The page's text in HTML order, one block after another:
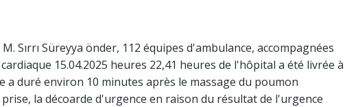
Sırrı Süreyya önder, 112 équipes d'ambulance, accompagnées
15.04.2025 heures 22,41 heures de l'hôpital a été livrée à
a duré environ 10 minutes après le massage du poumon
la décoarde d'urgence en raison du résultat de l'urgence